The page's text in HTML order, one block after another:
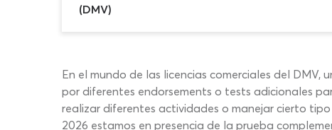
(DMV)
En el mundo de las licencias comerciales del
por diferentes endorsements o tests adicionales
realizar diferentes actividades o manejar cierto
2026 estamos en presencia de la prueba